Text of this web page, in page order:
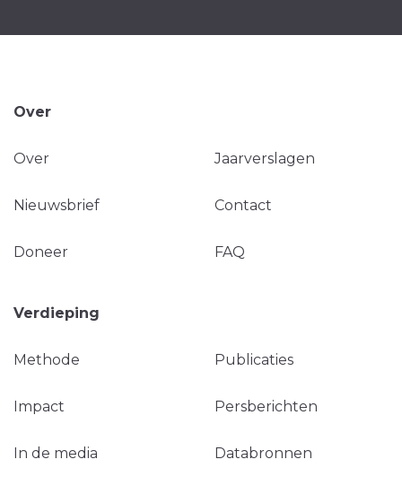
Over
Over Jaarverslagen
Nieuwsbrief Contact
Doneer FAQ
Verdieping
Methode Publicaties
Impact Persberichten
In de media Databronnen